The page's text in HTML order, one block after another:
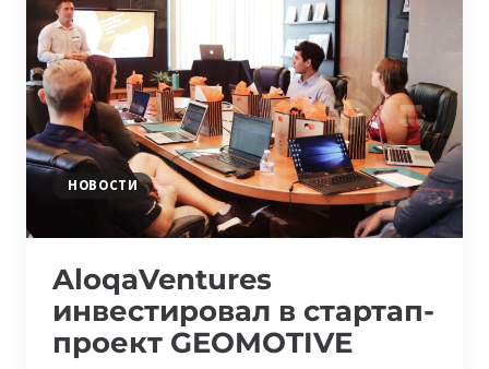
ПРОВОДЯТ
ПИТЧ-
СЕССИИ
ДЛЯ
СТАРТАПОВ
НОВОСТИ
AloqaVentures
инвестировал в стартап-
проект GEOMOTIVE